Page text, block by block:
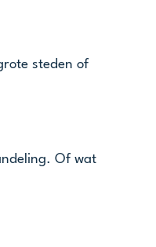
steden of
Of wat